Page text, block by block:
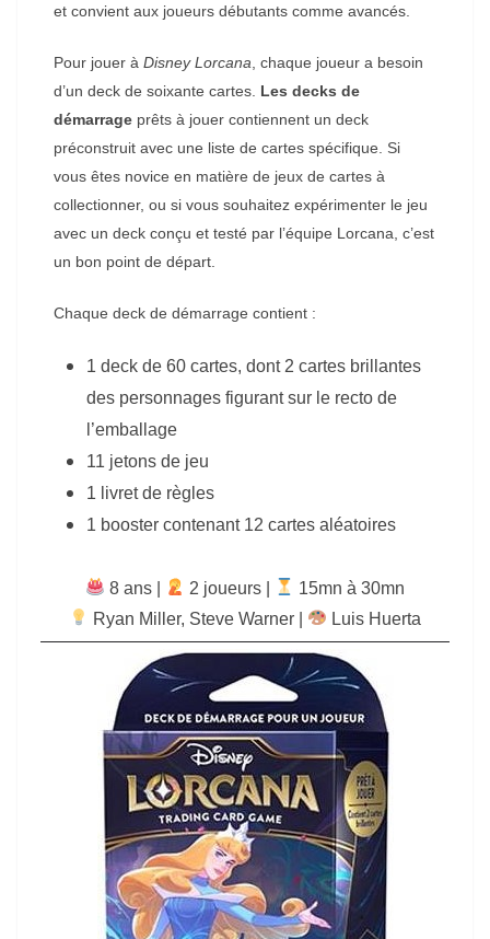
et convient aux joueurs débutants comme avancés.
Pour jouer à Disney Lorcana , chaque joueur a besoin
d’un deck de soixante cartes. Les decks de
démarrage prêts à jouer contiennent un deck
préconstruit avec une liste de cartes spécifique. Si
vous êtes novice en matière de jeux de cartes à
collectionner, ou si vous souhaitez expérimenter le jeu
avec un deck conçu et testé par l’équipe Lorcana, c’est
un bon point de départ.
Chaque deck de démarrage contient :
1 deck de 60 cartes, dont 2 cartes brillantes
des personnages figurant sur le recto de
l’emballage
11 jetons de jeu
1 livret de règles
1 booster contenant 12 cartes aléatoires
8 ans | ‍ 2 joueurs |
15mn à 30mn
Ryan Miller, Steve Warner Luis Huerta